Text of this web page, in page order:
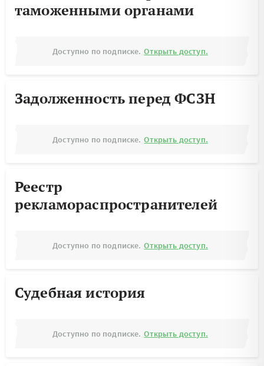
таможенными органами
Доступно по подписке. Открыть доступ.
Задолженность перед ФСЗН
Доступно по подписке. Открыть доступ.
Реестр
рекламораспространителей
Доступно по подписке. Открыть доступ.
Судебная история
Доступно по подписке. Открыть доступ.